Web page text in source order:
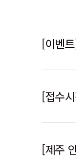
[이벤
[접수
[제주